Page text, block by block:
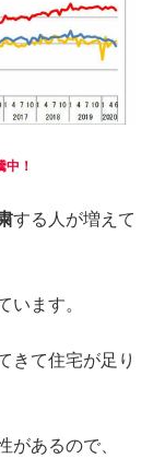
！
する人が増えて
います。
きて住宅が足り
があるので、